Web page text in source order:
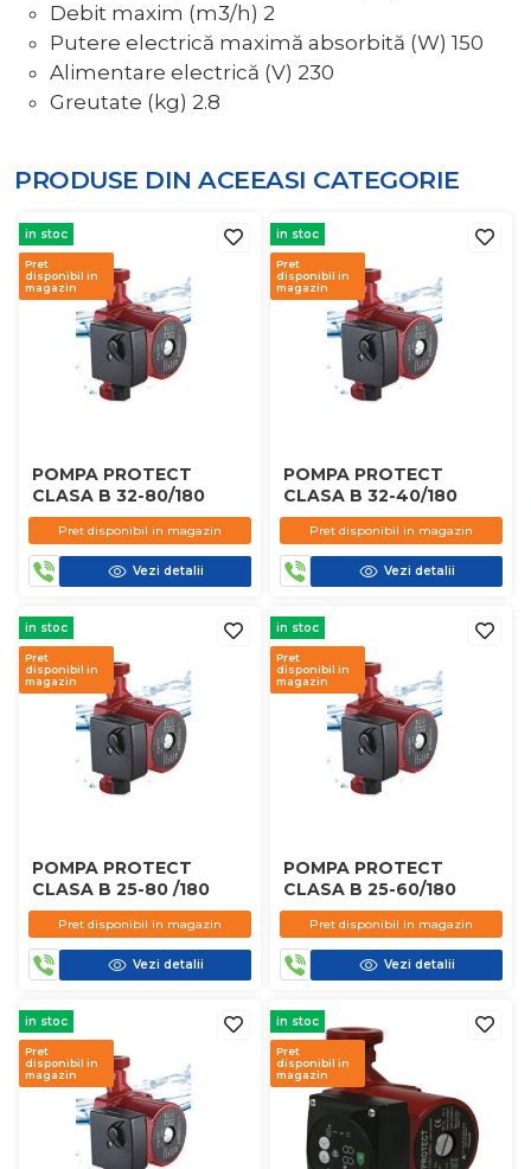
Debit maxim (m3/h) 2
Putere electrică maximă absorbită (W) 150
Alimentare electrică (V) 230
Greutate (kg) 2.8
PRODUSE DIN ACEEASI CATEGORIE
in stoc
Pret
disponibil in
magazin
POMPA PROTECT
CLASA B 32-80/180
Pret disponibil in magazin
Vezi detalii
in stoc
Pret
disponibil in
magazin
POMPA PROTECT
CLASA B 32-40/180
Pret disponibil in magazin
Vezi detalii
in stoc
Pret
disponibil in
magazin
POMPA PROTECT
CLASA B 25-80 /180
Pret disponibil in magazin
Vezi detalii
in stoc
Pret
disponibil in
magazin
POMPA PROTECT
CLASA B 25-60/180
Pret disponibil in magazin
Vezi detalii
in stoc
Pret
disponibil in
magazin
in stoc
Pret
disponibil in
magazin